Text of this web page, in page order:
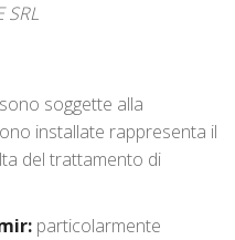
SRL
soggette alla
installate rappresenta il
del trattamento di
particolarmente